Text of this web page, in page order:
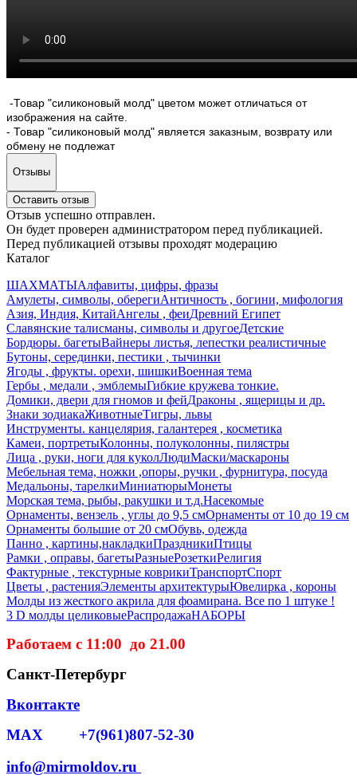
-Товар "силиконовый молд" цветом может отличаться от
изображения на сайте.
- Товар "силиконовый молд" является заказным, возврату или
обмену не подлежат
Отзывы
Оставить отзыв
Отзыв успешно отправлен.
Он будет проверен администратором перед публикацией.
Перед публикацией отзывы проходят модерацию
Каталог
ШАХМАТЫАлфавиты, цифры, фразы
Амулеты, символы, оберегиАнтичность , богини, мифология
Азия, Индия, КитайАнгелы , феиДревний Египет
Славянские талисманы, символы и другоеДетские
Бордюры. багетыВайнеры листья, лепестки реалистичные
Бутоны, серединки, пестики , тычинки
Ягоды , фрукты. орехи, шишкиВоенная тема
Гербы , медали , эмблемыГибкие кружева тонкие.
Домики, двери для гномов и фейДраконы , ящерицы и др.
Знаки зодиакаЖивотныеТигры, львы
Инструменты. канцелярия, галантерея , косметика
Камеи, портретыКолонны, полуколонны, пилястры
Лица , руки, ноги для куколЛюдиМаски/маскароны
Мебельная тема, ножки ,опоры, ручки , фурнитура, посуда
Медальоны, тарелкиМиниатюрыМонеты
Морская тема, рыбы, ракушки и т.д.Насекомые
Орнаменты, вензель , углы до 9,5 смОрнаменты от 10 до 19 см
Орнаменты большие от 20 смОбувь, одежда
Панно , картины,накладкиПраздникиПтицы
Рамки , оправы, багетыРазныеРозеткиРелигия
Фактурные , текстурные коврикиТранспортСпорт
Цветы , растенияЭлементы архитектурыЮвелирка , короны
Молды из жесткого акрила для фоамирана. Все по 1 штуке !
3 D молды целиковыеРаспродажаНАБОРЫ
Работаем с 11:00 до 21.00
Санкт-Петербург
Вконтакте
MAX +7(961)807-52-30
info@mirmoldov.ru